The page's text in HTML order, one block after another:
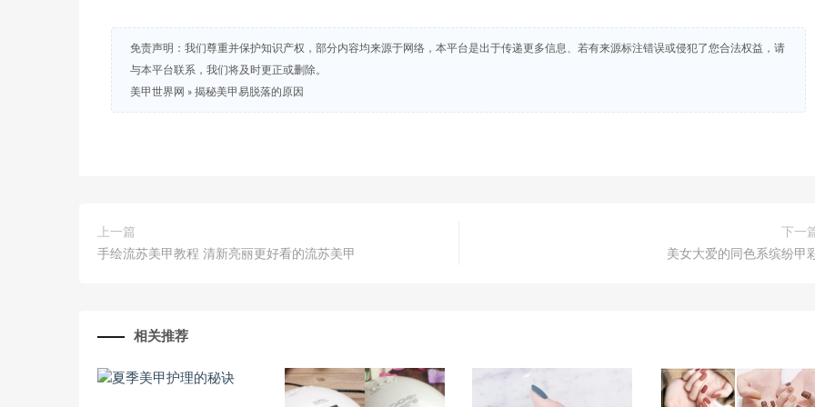
免责声明：我们尊重并保护知识产权，部分内容均来源于网络，本平台是出于传递更多信息、若有来源标注错误或侵犯了您合法权益，请
与本平台联系，我们将及时更正或删除。
美甲世界网 » 揭秘美甲易脱落的原因
上一篇
手绘流苏美甲教程 清新亮丽更好看的流苏美甲
下一
美女大爱的同色系缤纷甲
相关推荐